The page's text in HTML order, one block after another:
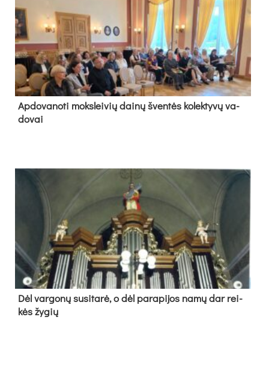
Ap­do­va­no­ti moks­lei­vių dai­nų šven­tės ko­lek­ty­vų va­
do­vai
Dėl var­go­nų su­si­ta­rė, o dėl pa­ra­pi­jos na­mų dar rei­
kės žy­gių